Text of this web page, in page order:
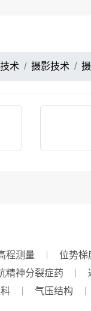
术 摄影技术
程测量 位势梯
精神分裂症药
气压结构